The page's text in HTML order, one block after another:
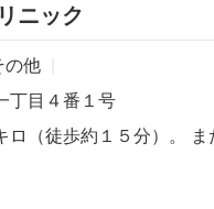
ニック
の他
丁目４番１号